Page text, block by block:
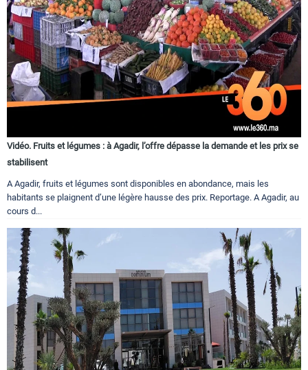
Vidéo. Fruits et légumes : à Agadir, l’offre dépasse la demande et les prix se
stabilisent
A Agadir, fruits et légumes sont disponibles en abondance, mais les
habitants se plaignent d’une légère hausse des prix. Reportage. A Agadir, au
cours d...